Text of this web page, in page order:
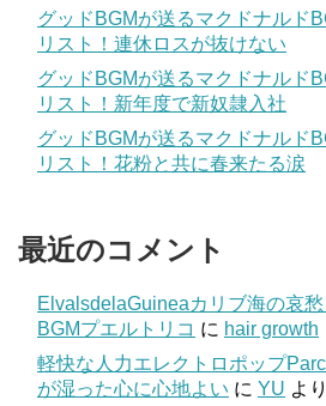
グッドBGMが送るマクドナルド
リスト！連休ロスが抜けない
グッドBGMが送るマクドナルド
リスト！新年度で新奴隷入社
グッドBGMが送るマクドナルド
リスト！花粉と共に春来たる涙
最近のコメント
ElvalsdelaGuineaカリブ海の哀
BGMプエルトリコ に hair growth
軽快な人力エレクトロポップ
が湿った心に心地よい に YU より